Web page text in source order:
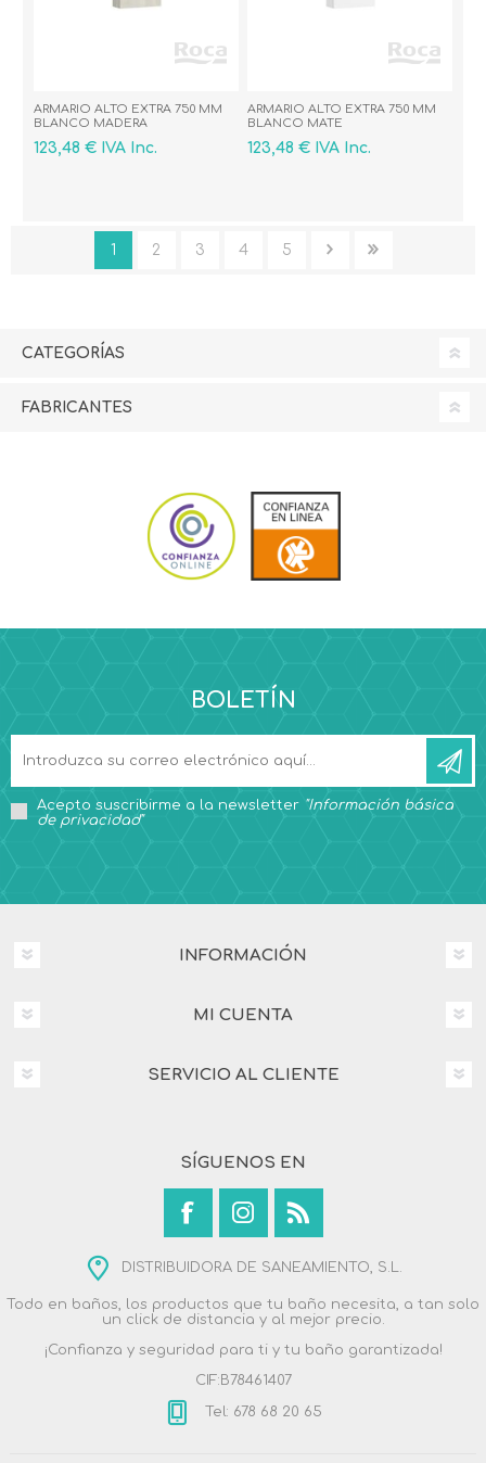
ARMARIO ALTO EXTRA 750 MM
BLANCO MADERA
123,48 € IVA Inc.
ARMARIO ALTO EXTRA 750 MM
BLANCO MATE
123,48 € IVA Inc.
1 2 3 4 5
CATEGORÍAS
FABRICANTES
BOLETÍN
Acepto suscribirme a la newsletter "Información básica
de privacidad"
INFORMACIÓN
MI CUENTA
SERVICIO AL CLIENTE
SÍGUENOS EN
DISTRIBUIDORA DE SANEAMIENTO, S.L.
Todo en baños, los productos que tu baño necesita, a tan solo
un click de distancia y al mejor precio.
¡Confianza y seguridad para ti y tu baño garantizada!
CIF:B78461407
Tel: 678 68 20 65